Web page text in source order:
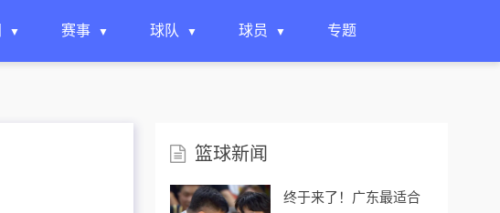
赛事 球队 球员 专题
篮球新闻
终于来了！广东最适合